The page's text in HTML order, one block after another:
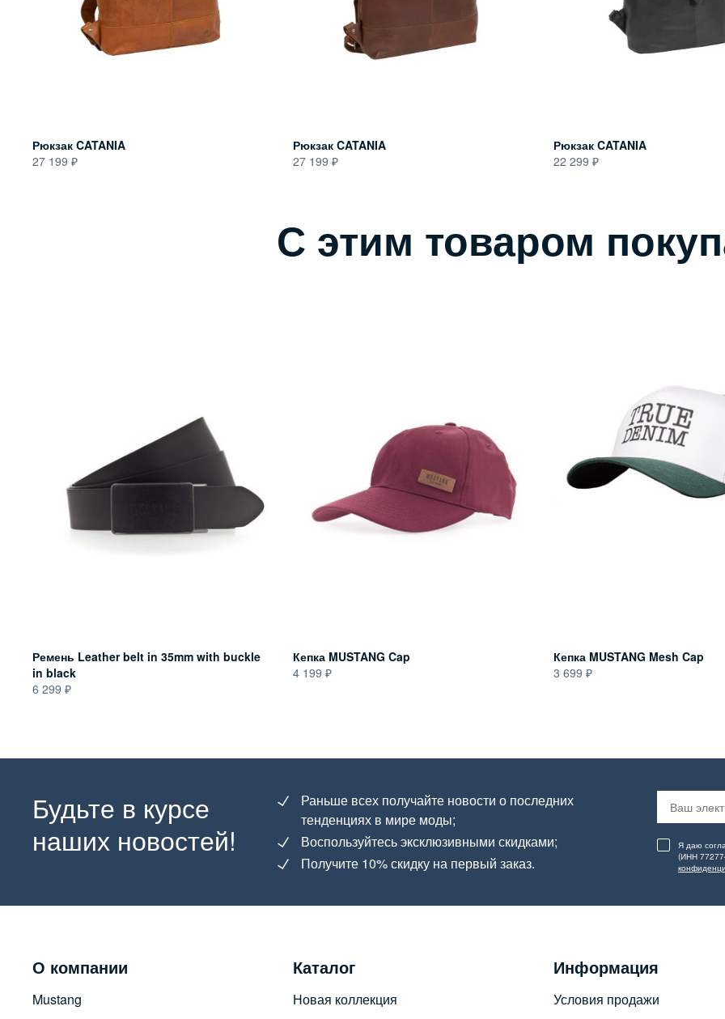
Рюкзак CATANIA
27 199
Рюкзак CATANIA
27 199
Рюкзак CATANIA
22 299
С этим товаром
Ремень Leather belt in 35mm with buckle
in black
6 299
Кепка MUSTANG Cap
4 199
Кепка MUSTANG Mesh Cap
3 699
Будьте в курсе
наших новостей!
Раньше всех получайте новости о последних
тенденциях в мире моды;
Воспользуйтесь эксклюзивными скидками;
Получите 10% скидку на первый заказ.
Я даю
(ИНН
О компании
Mustang
Каталог
Новая коллекция
Информация
Условия продажи